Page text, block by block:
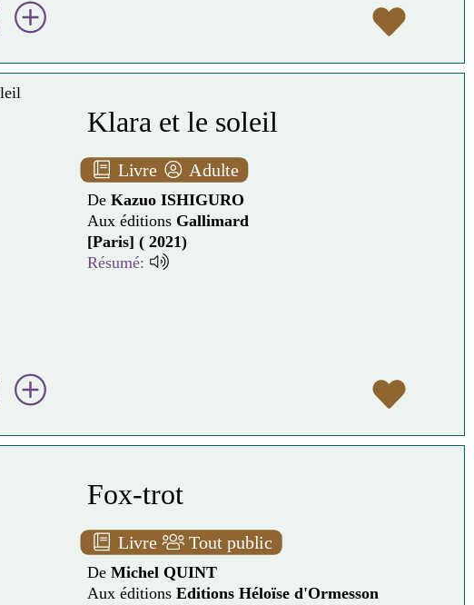
Klara et le soleil
Livre Adulte
De Kazuo ISHIGURO
Aux éditions Gallimard
[Paris] ( 2021)
Résumé:
Fox-trot
Livre Tout public
De Michel QUINT
Aux éditions Editions Héloïse d'Ormesson